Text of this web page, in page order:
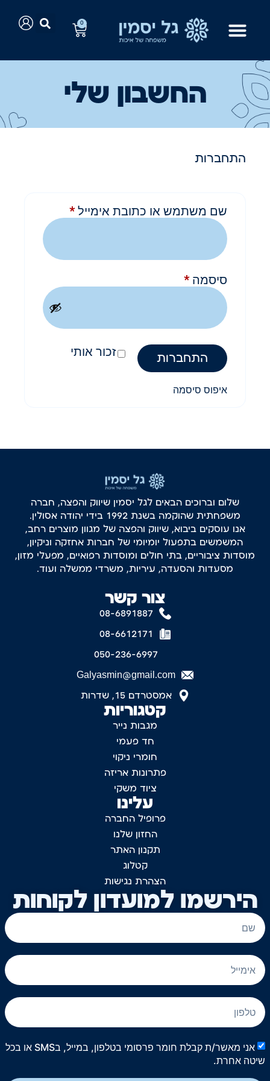
0
החשבון שלי
התחברות
שם משתמש או כתובת אימייל*
סיסמה*
זכור אותי התחברות
איפוס סיסמה
הירשמו למועדון לקוחות
אני מאשר/ת קבלת חומר פרסומי בטלפון, במייל, בSMS או בכל
שיטה אחרת.
קטגוריות
מגבות נייר
חד פעמי
חומרי ניקוי
פתרונות אריזה
ציוד משקי
עלינו
פרופיל החברה
החזון שלנו
תקנון האתר
קטלוג
הצהרת נגישות
צור קשר
08-6891887
08-6612171
050-236-6997
Galyasmin@gmail.com
אמסטרדם 15, שדרות
שלום וברוכים הבאים לגל יסמין שיווק והפצה, חברה
משפחתית שהוקמה בשנת 1992 בידי יהודה אסולין.
אנו עוסקים ביבוא, שיווק והפצה של מגוון מוצרים רחב,
המשמשים בתפעול יומיומי של חברות אחזקה וניקיון,
מוסדות ציבוריים, בתי חולים ומוסדות רפואיים, מפעלי מזון,
מסעדות והסעדה, עיריות, משרדי ממשלה ועוד.